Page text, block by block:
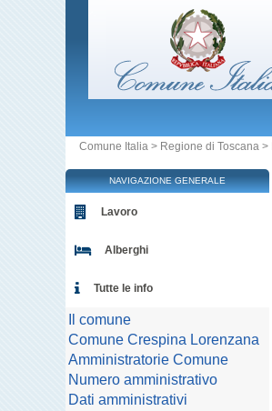
Comune Italia > Regione di Toscana >
NAVIGAZIONE GENERALE
Lavoro
Alberghi
Tutte le info
Il comune
Comune Crespina Lorenzana
Amministratorie Comune
Numero amministrativo
Dati amministrativi